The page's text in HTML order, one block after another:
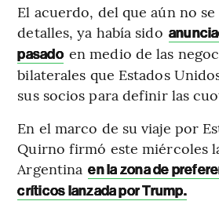
El acuerdo, del que aún no
detalles, ya había sido
pasado en medio de las
bilaterales que Estados
sus socios para definir las
En el marco de su viaje por
Quirno firmó este miércoles
Argentina en la zona de
críticos lanzada por Trump.